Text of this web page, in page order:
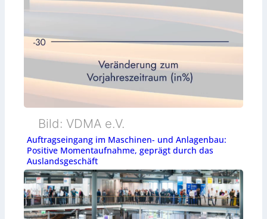
Bild: VDMA e.V.
Auftragseingang im Maschinen- und Anlagenbau:
Positive Momentaufnahme, geprägt durch das
Auslandsgeschäft